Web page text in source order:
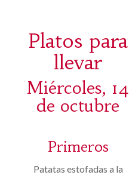
Platos para
llevar
Miércoles, 14
de octubre
Primeros
Patatas estofadas a la